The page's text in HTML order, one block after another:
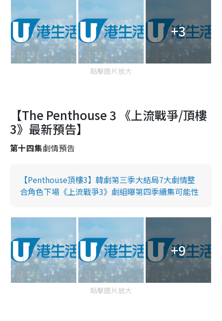
+3
點擊圖片放大
【The Penthouse 3 《上流戰爭/頂樓
3》最新預告】
第十四集劇情預告
【Penthouse頂樓3】韓劇第三季大結局7大劇情整
合角色下場《上流戰爭3》劇組曝第四季續集可能性
+9
點擊圖片放大